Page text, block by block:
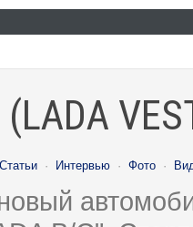
Статьи · Интервью · Фото ·